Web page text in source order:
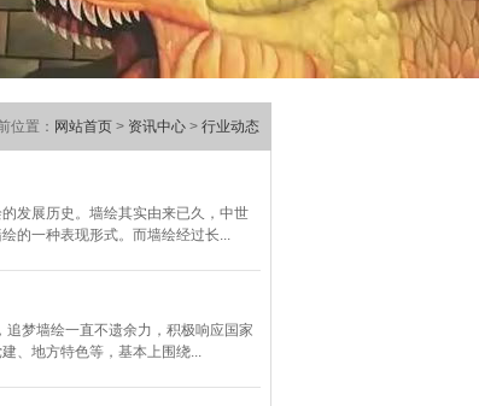
位置： 网站首页 > 资讯中心 > 行业动态
发展历史。墙绘其实由来已久，中世
的一种表现形式。而墙绘经过长...
梦墙绘一直不遗余力，积极响应国家
、地方特色等，基本上围绕...